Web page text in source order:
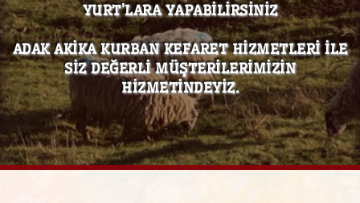
YURT’LARA YAPABİLİRSİNİZ
ADAK AKİKA KURBAN KEFARET HİZMETLERİ İLE
SİZ DEĞERLİ MÜŞTERİLERİMİZİN
HİZMETİNDEYİZ.